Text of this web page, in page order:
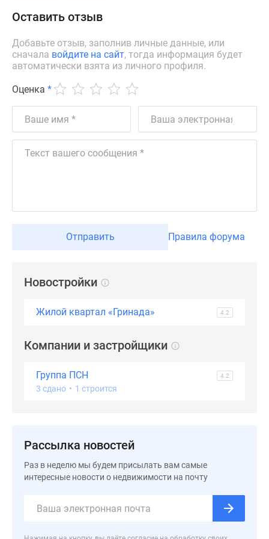
Дзен
места
Апартаменты
#траншевая
ипотека
ипотека
Квартиры
Видео
Rutube
Москве
реновации
класса
Новостройки
бизнес-
Рассрочка
ипотека
Оставить отзыв
Добавьте отзыв, заполнив личные данные, или
сначала войдите на сайт, тогда информация будет
автоматически взята из личного профиля.
Оценка *
Отправить Правила форума
Новостройки
Жилой квартал «Гринада» 4.2
Компании и застройщики
Группа ПСН 4.2
3 сдано • 1 строится
Рассылка новостей
Раз в неделю мы будем присылать вам самые
интересные новости о недвижимости на почту